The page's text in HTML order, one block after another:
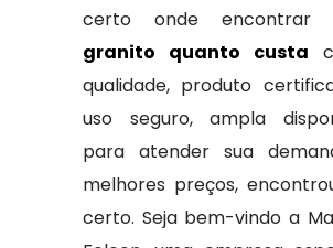
certo onde encontrar
granito quanto custa
qualidade, produto
uso seguro, ampla
para atender sua
melhores preços,
certo. Seja bem-vindo a